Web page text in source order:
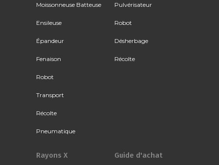
Moissonneuse Batteuse
Ensileuse
Épandeur
Fenaison
Robot
Transport
Récolte
Pneumatique
Pulvérisateur
Robot
Désherbage
Récolte
Rayons X Guide d'achat